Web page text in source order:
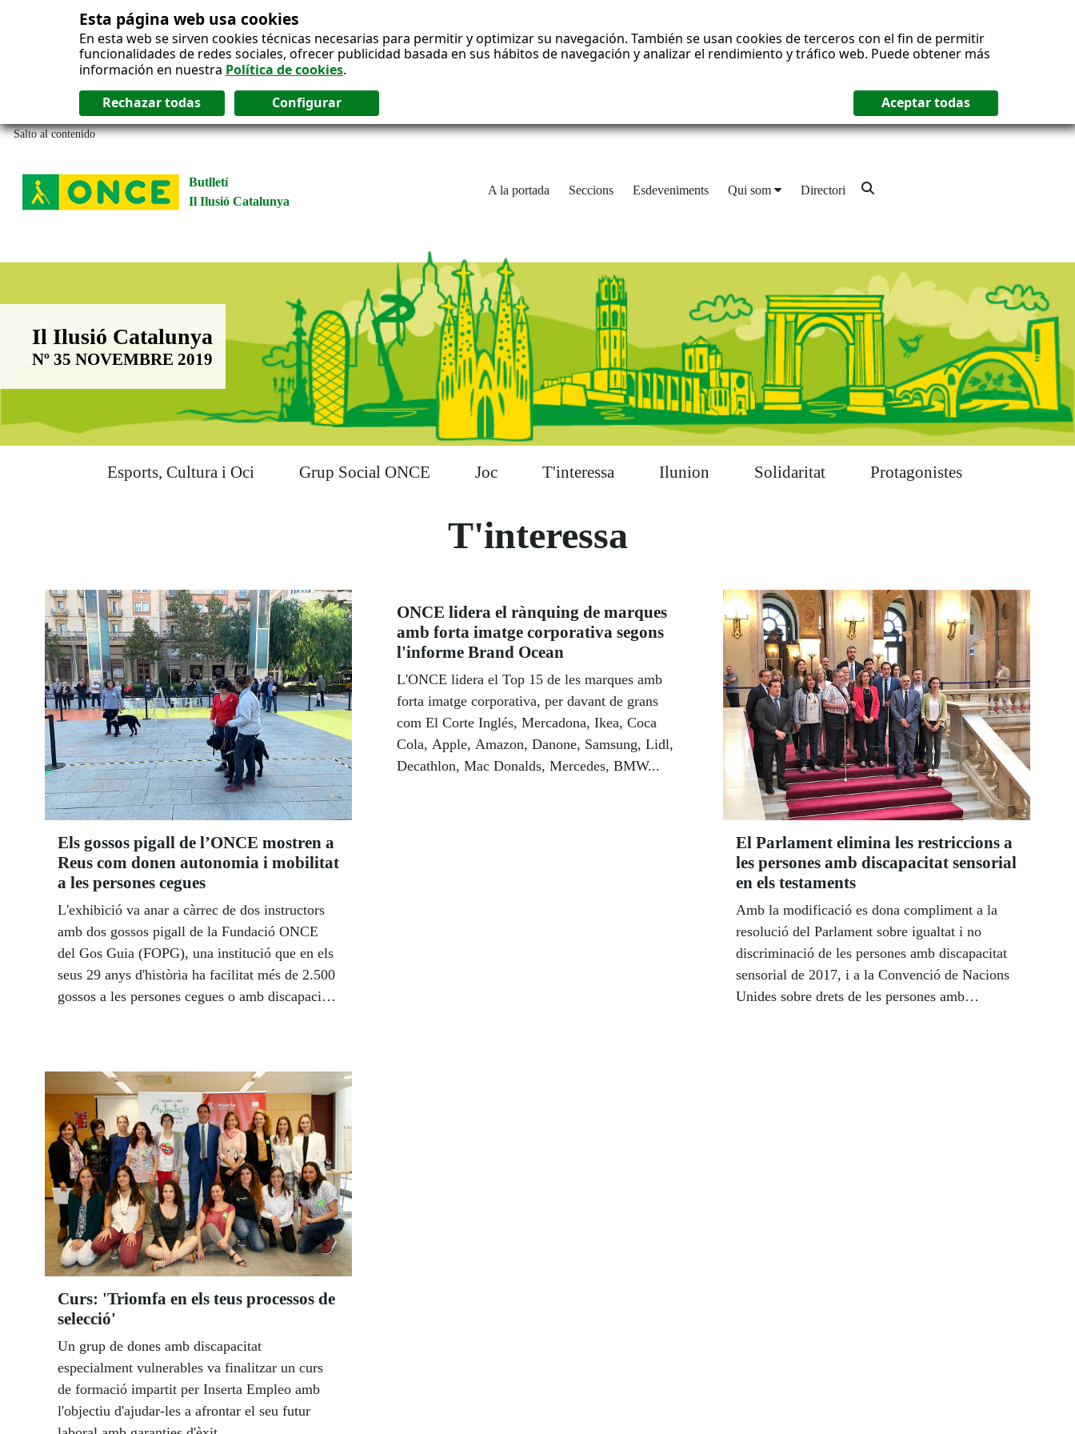
Esta página web usa cookies
En esta web se sirven cookies técnicas necesarias para permitir y optimizar su navegación. También se usan cookies de terceros con el fin de permitir
funcionalidades de redes sociales, ofrecer publicidad basada en sus hábitos de navegación y analizar el rendimiento y tráfico web. Puede obtener más
información en nuestra Política de cookies.
Salto al contenido
Butlletí
Il Ilusió Catalunya
A la portada Seccions Esdeveniments Qui som Directori
Boletín Il·lusió Catalunya
Il Ilusió Catalunya
Nº 35 NOVEMBRE 2019
Esports, Cultura i Oci Grup Social ONCE Joc T'interessa Ilunion Solidaritat Protagonistes
T'interessa
Els gossos pigall de l’ONCE mostren a
Reus com donen autonomia i mobilitat
a les persones cegues
L'exhibició va anar a càrrec de dos instructors
amb dos gossos pigall de la Fundació ONCE
del Gos Guia (FOPG), una institució que en els
seus 29 anys d'història ha facilitat més de 2.500
gossos a les persones cegues o amb discapacitat
en actiu: 156 a Barcelona, 18 a Tarragona, 14 a
Girona i 1 a Lleida. L’exhibició va estar
presidida per Montserrat Vilella, regidora de
Benestar Social de l’Ajuntament de Reus. Es va
posar un antifaç i va fer una petita part del
circuit amb un gos pigall. Per part de l’ONCE
hi van ser Rafaela Pérez, vicepresidenta primera
del Consell Territorial de l’ONCE a Catalunya i
Arantxa Vallespi, directora de l’agència de
l’ONCE a Reus.
ONCE lidera el rànquing de marques
amb forta imatge corporativa segons
l'informe Brand Ocean
L'ONCE lidera el Top 15 de les marques amb
forta imatge corporativa, per davant de grans
com El Corte Inglés, Mercadona, Ikea, Coca
Cola, Apple, Amazon, Danone, Samsung, Lidl,
Decathlon, Mac Donalds, Mercedes, BMW...
El Parlament elimina les restriccions a
les persones amb discapacitat sensorial
en els testaments
Amb la modificació es dona compliment a la
resolució del Parlament sobre igualtat i no
discriminació de les persones amb discapacitat
sensorial de 2017, i a la Convenció de Nacions
Unides sobre drets de les persones amb
Curs: 'Triomfa en els teus processos de
selecció'
Un grup de dones amb discapacitat
especialment vulnerables va finalitzar un curs
de formació impartit per Inserta Empleo amb
l'objectiu d'ajudar-les a afrontar el seu futur